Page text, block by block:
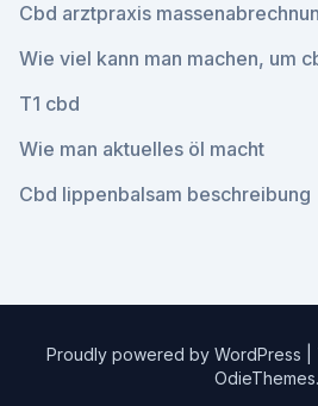
Cbd arztpraxis
Wie viel kann man machen, um
T1 cbd
Wie man aktuelles öl macht
Cbd lippenbalsam beschreibung
Proudly powered by WordPress
OdieThemes.